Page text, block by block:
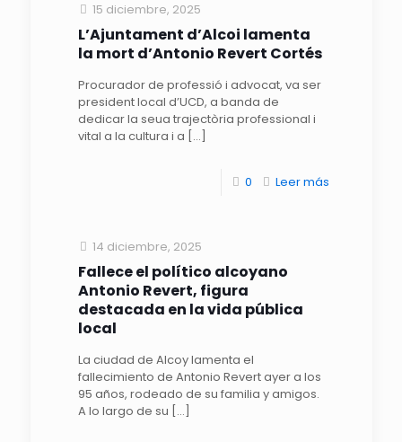
15 diciembre, 2025
L’Ajuntament d’Alcoi lamenta
la mort d’Antonio Revert Cortés
Procurador de professió i advocat, va ser
president local d’UCD, a banda de
dedicar la seua trajectòria professional i
vital a la cultura i a […]
0 Leer más
14 diciembre, 2025
Fallece el político alcoyano
Antonio Revert, figura
destacada en la vida pública
local
La ciudad de Alcoy lamenta el
fallecimiento de Antonio Revert ayer a los
95 años, rodeado de su familia y amigos.
A lo largo de su […]